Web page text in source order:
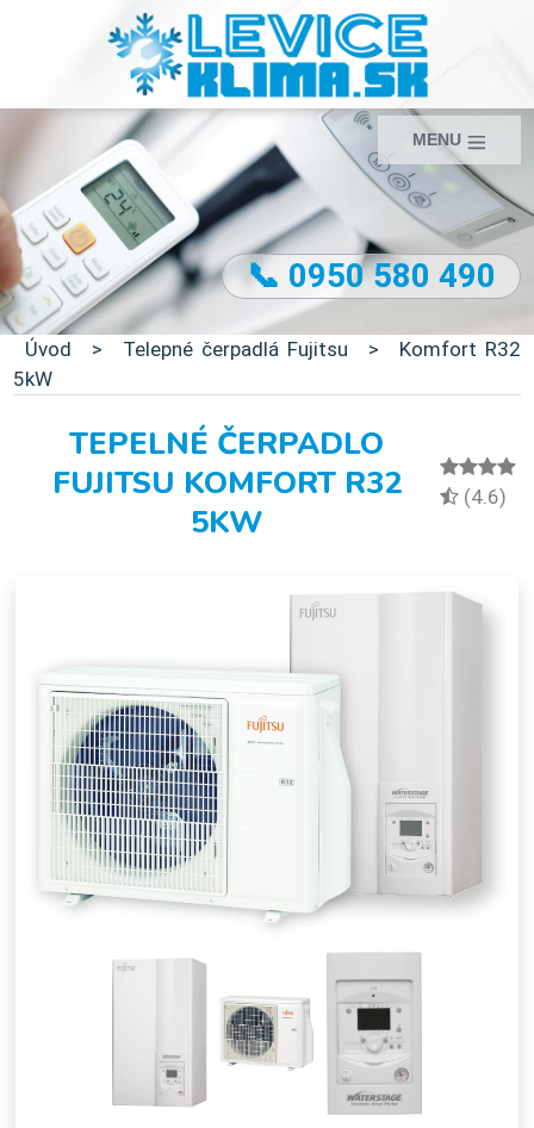
MENU
📞 0950 580 490
Úvod > Telepné čerpadlá Fujitsu >
Komfort R32
5kW
TEPELNÉ ČERPADLO
FUJITSU KOMFORT R32
5KW
(4.6)